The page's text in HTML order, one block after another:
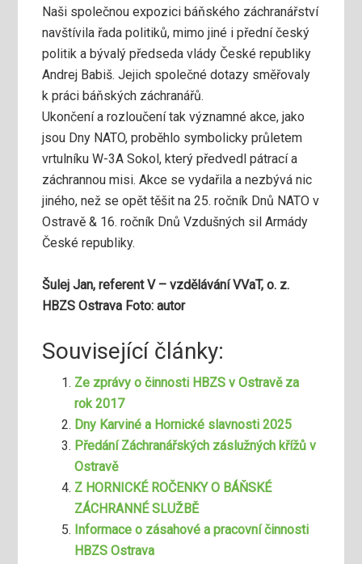
Naši společnou expozici báňského záchranářství
navštívila řada politiků, mimo jiné i přední český
politik a bývalý předseda vlády České republiky
Andrej Babiš. Jejich společné dotazy směřovaly
k práci báňských záchranářů.
Ukončení a rozloučení tak významné akce, jako
jsou Dny NATO, proběhlo symbolicky průletem
vrtulníku W-3A Sokol, který předvedl pátrací a
záchrannou misi. Akce se vydařila a nezbývá nic
jiného, než se opět těšit na 25. ročník Dnů NATO v
Ostravě & 16. ročník Dnů Vzdušných sil Armády
České republiky.
Šulej Jan, referent V – vzdělávání VVaT, o. z.
HBZS Ostrava Foto: autor
Související články:
Ze zprávy o činnosti HBZS v Ostravě za
rok 2017
Dny Karviné a Hornické slavnosti 2025
Předání Záchranářských záslužných křížů v
Ostravě
Z HORNICKÉ ROČENKY O BÁŇSKÉ
ZÁCHRANNÉ SLUŽBĚ
Informace o zásahové a pracovní činnosti
HBZS Ostrava